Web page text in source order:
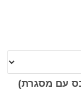
עם מסגרת)